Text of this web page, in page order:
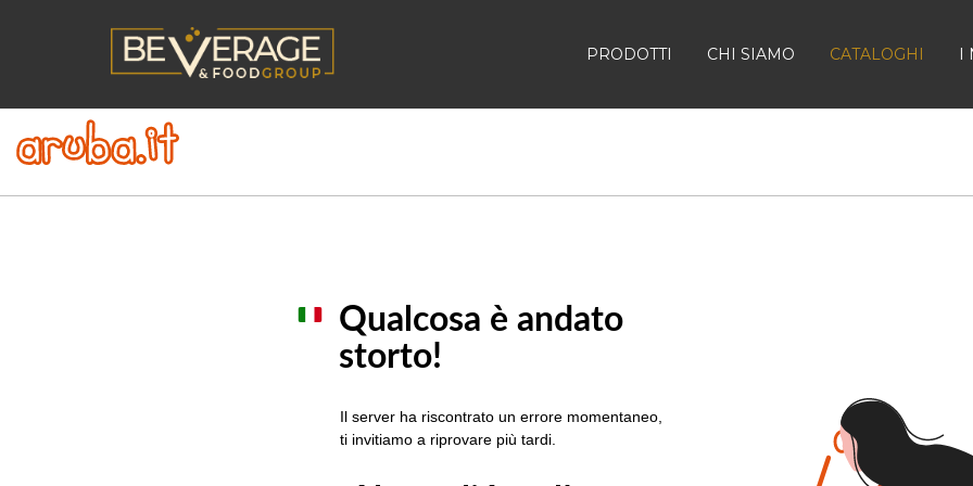
PRODOTTI CHI SIAMO CATALOGHI I